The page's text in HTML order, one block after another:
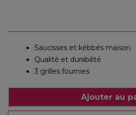
Saucisses et kébbés maison
Qualité et durabilité
3 grilles fournies
Ajouter au